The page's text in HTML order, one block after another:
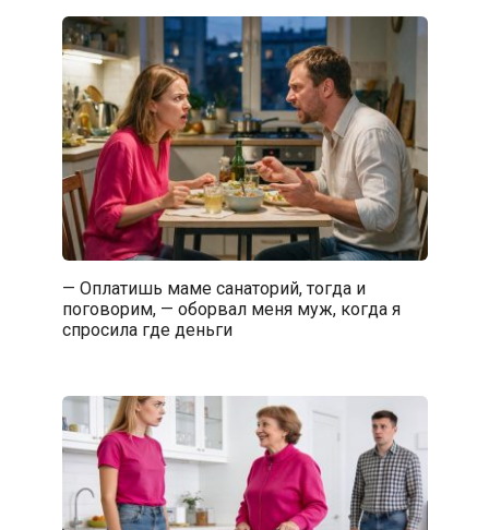
— Оплатишь маме санаторий, тогда и
поговорим, — оборвал меня муж, когда я
спросила где деньги